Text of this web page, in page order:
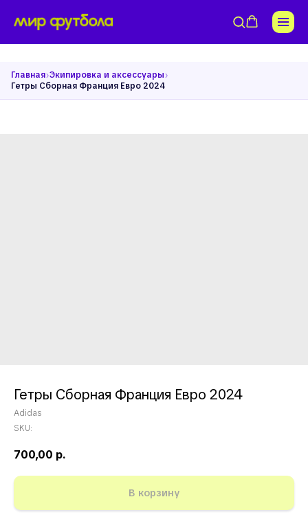
Главная›Экипировка и аксессуары›
Гетры Сборная Франция Евро 2024
Гетры Сборная Франция Евро 2024
Adidas
SKU:
700,00 р.
В корзину